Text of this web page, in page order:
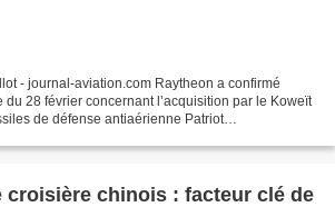
- journal-aviation.com Raytheon a confirmé
du 28 février concernant l’acquisition par le Koweït
de défense antiaérienne Patriot
croisière chinois : facteur clé de